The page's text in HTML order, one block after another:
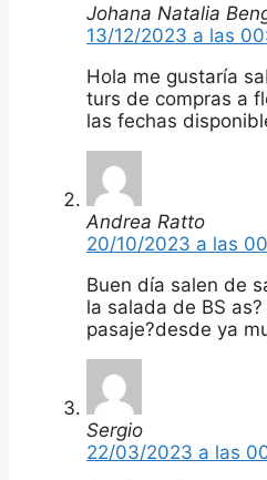
Johana Natalia
13/12/2023 a las
Hola me gustaría
turs de compras a
las fechas
Andrea Ratto
20/10/2023 a las
Buen día salen de
la salada de BS
pasaje?desde ya
Sergio
22/03/2023 a las